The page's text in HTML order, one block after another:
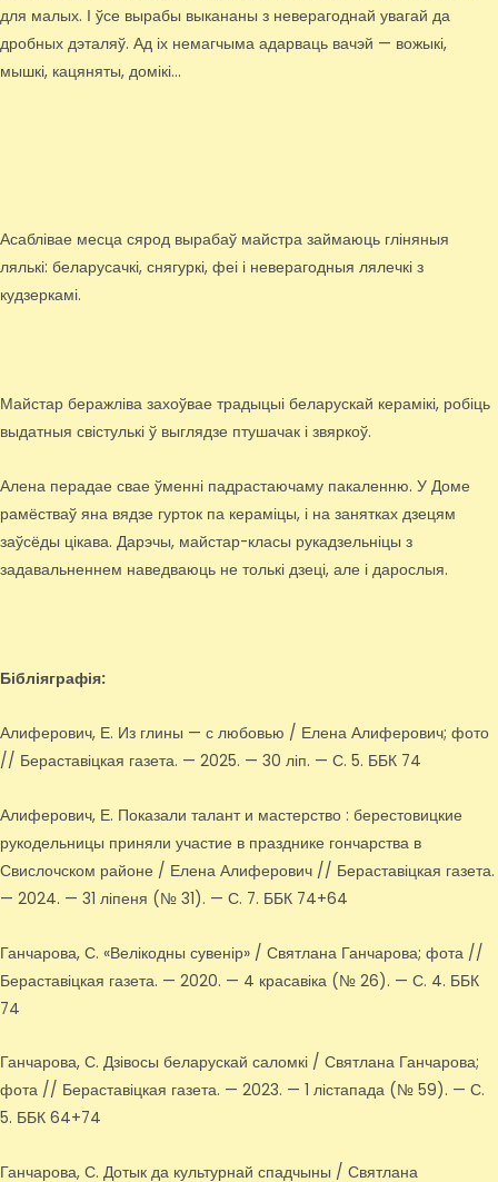
для малых. І ўсе вырабы выкананы з неверагоднай увагай да
дробных дэталяў. Ад іх немагчыма адарваць вачэй — вожыкі,
мышкі, кацяняты, домікі…
Асаблівае месца сярод вырабаў майстра займаюць гліняныя
лялькі: беларусачкі, снягуркі, феі і неверагодныя лялечкі з
кудзеркамі.
Майстар беражліва захоўвае традыцыі беларускай керамікі, робіць
выдатныя свістулькі ў выглядзе птушачак і звяркоў.
Алена перадае свае ўменні падрастаючаму пакаленню. У Доме
рамёстваў яна вядзе гурток па кераміцы, і на занятках дзецям
заўсёды цікава. Дарэчы, майстар-класы рукадзельніцы з
задавальненнем наведваюць не толькі дзеці, але і дарослыя.
Бібліяграфія:
Алиферович, Е. Из глины — с любовью / Елена Алиферович; фото
// Бераставіцкая газета. — 2025. — 30 ліп. — С. 5. ББК 74
Алиферович, Е. Показали талант и мастерство : берестовицкие
рукодельницы приняли участие в празднике гончарства в
Свислочском районе / Елена Алиферович // Бераставіцкая газета.
— 2024. — 31 ліпеня (№ 31). — С. 7. ББК 74+64
Ганчарова, С. «Велікодны сувенір» / Святлана Ганчарова; фота //
Бераставіцкая газета. — 2020. — 4 красавіка (№ 26). — С. 4. ББК
74
Ганчарова, С. Дзівосы беларускай саломкі / Святлана Ганчарова;
фота // Бераставіцкая газета. — 2023. — 1 лістапада (№ 59). — С.
5. ББК 64+74
Ганчарова, С. Дотык да культурнай спадчыны / Святлана